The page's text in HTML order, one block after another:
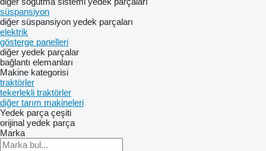
süspansiyon
diğer süspansiyon yedek parçaları
elektrik
gösterge panelleri
diğer yedek parçalar
bağlantı elemanları
Makine kategorisi
traktörler
tekerlekli traktörler
diğer tarım makineleri
Yedek parça çeşiti
orijinal yedek parça
Marka